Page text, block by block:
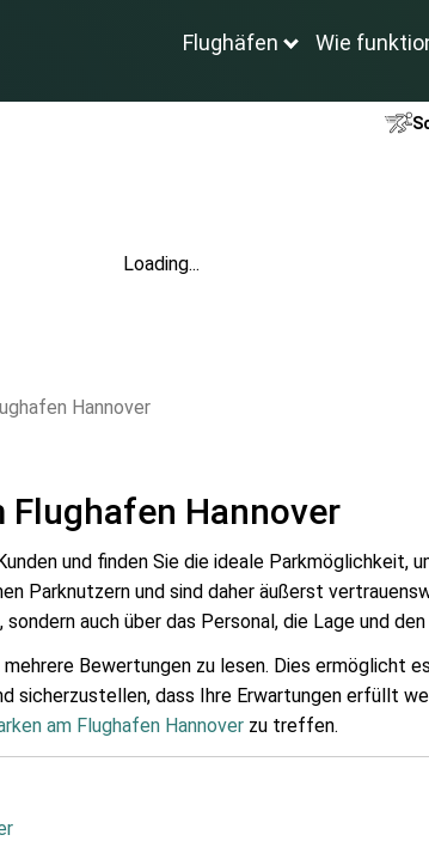
Flughäfen Wie
Loading...
Hannover
Flughafen Hannover
und finden Sie die ideale Parkmöglichkeit,
und sind daher äußerst
auch über das Personal, die Lage und
Bewertungen zu lesen. Dies ermöglicht
sicherzustellen, dass Ihre Erwartungen erfüllt
am Flughafen Hannover zu treffen.